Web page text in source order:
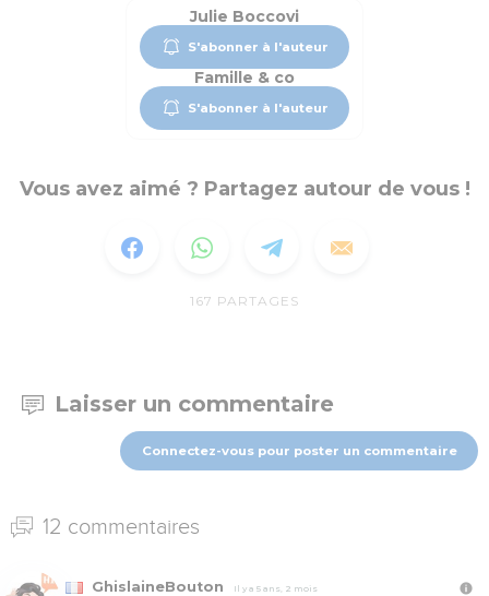
Julie Boccovi
S'abonner à l'auteur
Famille & co
S'abonner à l'auteur
Vous avez aimé ? Partagez autour de vous !
167 PARTAGES
Laisser un commentaire
Connectez-vous pour poster un commentaire
12 commentaires
GhislaineBouton Il y a 5 ans, 2 mois